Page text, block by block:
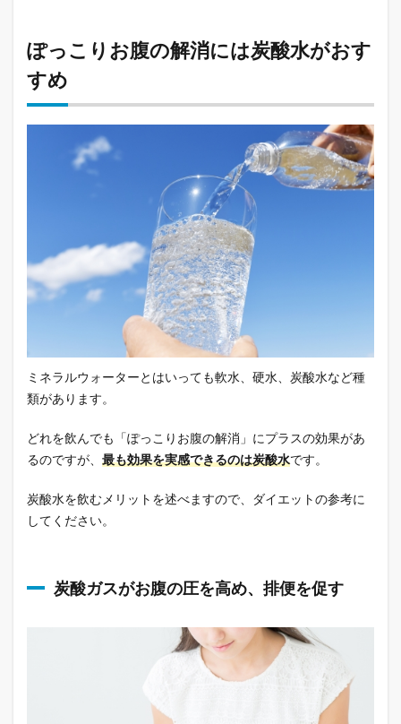
ぽっこりお腹の解消には炭酸水がおす
すめ
ミネラルウォーターとはいっても軟水、硬水、炭酸水など種
類があります。
どれを飲んでも「ぽっこりお腹の解消」にプラスの効果があ
るのですが、 最も効果を実感できるのは炭酸水です。
炭酸水を飲むメリットを述べますので、ダイエットの参考に
してください。
炭酸ガスがお腹の圧を高め、排便を促す